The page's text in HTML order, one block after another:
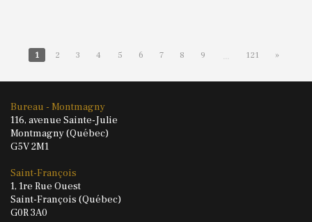
1 2 3 4 5 6 7 8 9 ... 121 »
Bureau - Montmagny
116, avenue Sainte-Julie
Montmagny (Québec)
G5V 2M1
Saint-François
1, 1re Rue Ouest
Saint-François (Québec)
G0R 3A0